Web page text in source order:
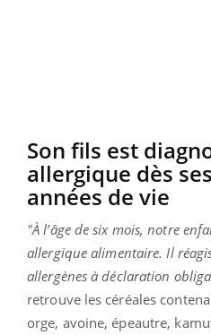
Son fils est
allergique dès
années de vie
"À l’âge de six mois, notre
allergique alimentaire. Il
allergènes à déclaration
retrouve les céréales
orge, avoine, épeautre,